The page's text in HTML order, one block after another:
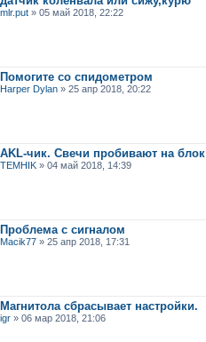
mlr.put » 05 май 2018, 22:22
Помогите со спидометром
Harper Dylan » 25 апр 2018, 20:22
AKL-чик. Свечи пробивают на блок
TEMHIK » 04 май 2018, 14:39
Проблема с сигналом
Macik77 » 25 апр 2018, 17:31
Магнитола сбрасывает настройки.
igr » 06 мар 2018, 21:06